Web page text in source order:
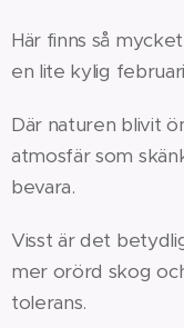
Här finns så
en lite kylig
Där naturen blivit
atmosfär som
bevara.
Visst är det
mer orörd skog
tolerans.